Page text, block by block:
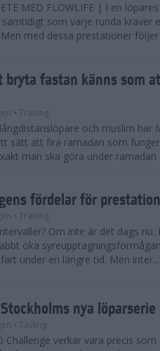
MED FLOWLIFE | I en
som varje runda kräver
med dessa prestationer följer
bryta fastan känns som
• Träning
och muslim har
sätt att fira ramadan som
man ska göra under ramadan
fördelar för
• Träning
Om inte är det dags
öka
under en längre tid. Men inter...
nya löparserie
• Tävling
Challenge verkar vara precis